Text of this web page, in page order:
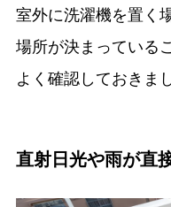
室外に洗濯機を置く
場所が決まっている
よく確認しておきま
直射日光や雨が直